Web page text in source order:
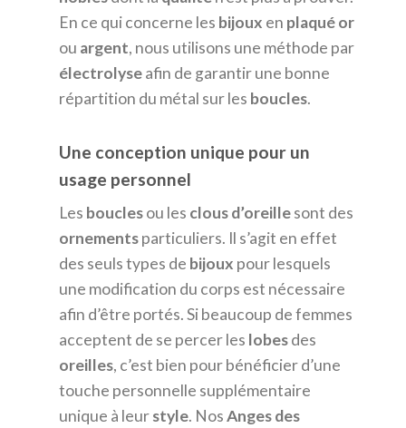
En ce qui concerne les bijoux en plaquéor
ou argent, nous utilisons une méthode par
électrolyseafin de garantir une bonne
répartition du métal sur les boucles.
Une conception unique pour un
usage personnel
Les bouclesou les clousd’oreillesont des
ornementsparticuliers. Il s’agit en effet
des seuls types de bijoux pour lesquels
une modification du corps est nécessaire
afin d’être portés. Si beaucoup de femmes
acceptent de se percer les lobesdes
oreilles, c’est bien pour bénéficier d’une
touche personnelle supplémentaire
unique à leurstyle. NosAnges des